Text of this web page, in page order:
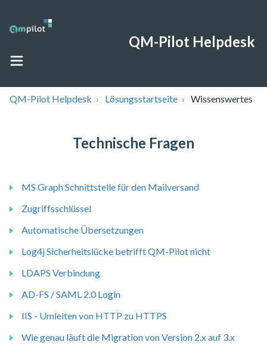
QM-Pilot Helpdesk
QM-Pilot Helpdesk Lösungsstartseite Wissenswertes
Technische Fragen
MS Graph Schnittstelle für den Mailversand
Zugriffsschlüssel
Automatische Übersetzungen
Log4j Sicherheitslücke betrifft QM-Pilot nicht
LDAPS Verbindung
AD-FS / SAML 2.0 Login
IIS - Umleiten von HTTP zu HTTPS
Wie genau läuft die Migration von Version 2.x auf 3.x